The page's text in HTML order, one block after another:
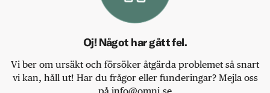
Oj! Något har gått fel.
Vi ber om ursäkt och försöker åtgärda problemet så snart
vi kan, håll ut! Har du frågor eller funderingar? Mejla oss